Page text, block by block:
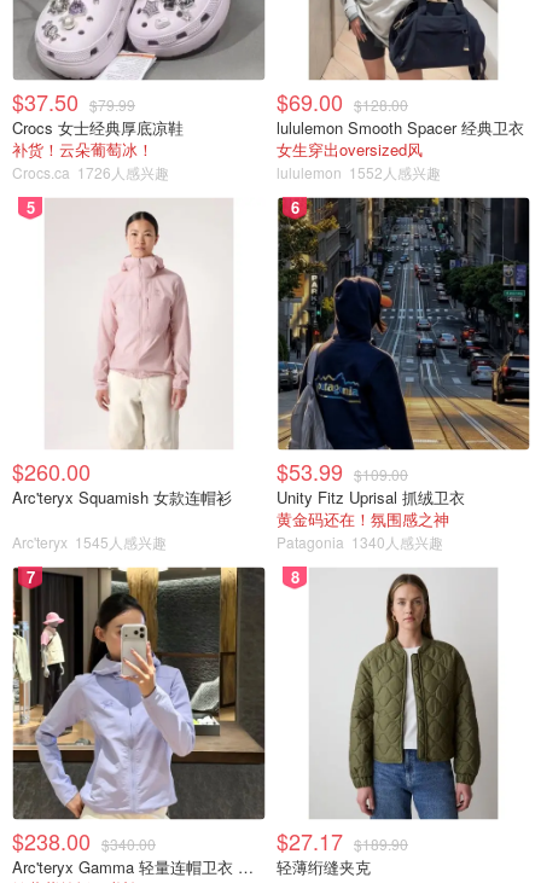
$37.50 $79.99
Crocs 女士经典厚底凉鞋
补货！云朵葡萄冰！
Crocs.ca 1726人感兴趣
$69.00 $128.00
lululemon Smooth Spacer 经典卫衣
女生穿出oversized风
lululemon 1552人感兴趣
5
$260.00
Arc'teryx Squamish 女款连帽衫
Arc'teryx 1545人感兴趣
6
$53.99 $109.00
Unity Fitz Uprisal 抓绒卫衣
黄金码还在！氛围感之神
Patagonia 1340人感兴趣
7
$238.00 $340.00
Arc'teryx Gamma 轻量连帽卫衣 女款
8
$27.17 $189.90
轻薄绗缝夹克